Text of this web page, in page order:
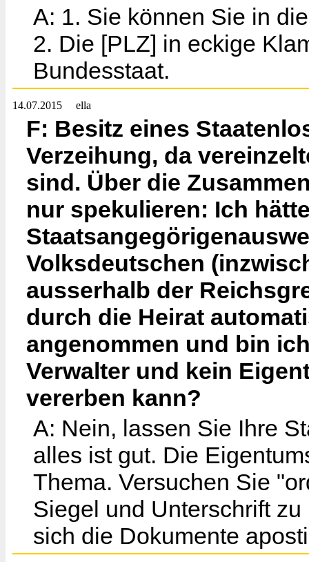
A: 1. Sie können Sie in
2. Die [PLZ] in eckige
Bundesstaat.
14.07.2015 ella
F: Besitz eines
Verzeihung, da
sind. Über die
nur spekulieren: Ich
Volksdeutschen
ausserhalb der
durch die Heirat
angenommen und bin
Verwalter und kein
vererben kann?
A: Nein, lassen Sie Ihre
alles ist gut. Die
Thema. Versuchen Sie
Siegel und Unterschrift
sich die Dokumente